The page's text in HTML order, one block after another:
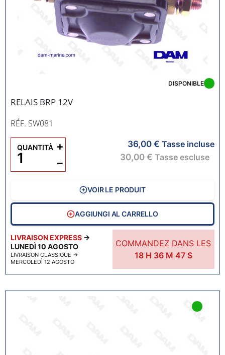
RELAIS BRP 12V
RÉF. SW081
LIVRAISON EXPRESS →
LUNEDÌ 10 AGOSTO
LIVRAISON CLASSIQUE →
MERCOLEDÌ 12 AGOSTO
COMMANDEZ DANS LES
18H 36M 46 S
DISPONIBLE
36,00 € Tasse incluse
30,00 € Tasse escluse
QUANTITÀ
−
+
VOIR LE PRODUIT
AGGIUNGI AL CARRELLO